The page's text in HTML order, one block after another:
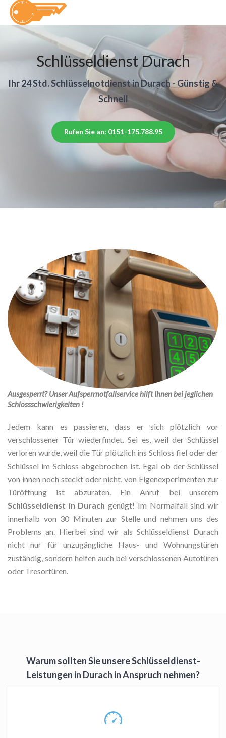
Schlüsseldienst Durach
Ihr 24 Std. Schlüsselnotdienst in Durach - Günstig &
Schnell
Rufen Sie an: 0151-175.788.95
Ausgesperrt? Unser Aufsperrnotfallservice hilft Ihnen bei jeglichen
Schlossschwierigkeiten !
Jedem kann es passieren, dass er sich plötzlich vor
verschlossener Tür wiederfindet. Sei es, weil der Schlüssel
verloren wurde, weil die Tür plötzlich ins Schloss fiel oder der
Schlüssel im Schloss abgebrochen ist. Egal ob der Schlüssel
von innen noch steckt oder nicht, von Eigenexperimenten zur
Türöffnung ist abzuraten. Ein Anruf bei unserem
Schlüsseldienst in Durach genügt! Im Normalfall sind wir
innerhalb von 30 Minuten zur Stelle und nehmen uns des
Problems an. Hierbei sind wir als Schlüsseldienst Durach
nicht nur für unzugängliche Haus- und Wohnungstüren
zuständig, sondern helfen auch bei verschlossenen Autotüren
oder Tresortüren.
Warum sollten Sie unsere Schlüsseldienst-
Leistungen in Durach in Anspruch nehmen?